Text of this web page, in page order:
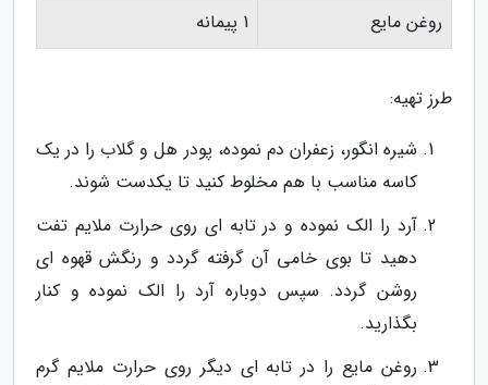
روغن مایع
1 پیمانه
طرز تهیه:
شیره انگور، زعفران دم نموده، پودر هل و گلاب را در یک
کاسه مناسب با هم مخلوط کنید تا یکدست شوند.
آرد را الک نموده و در تابه ای روی حرارت ملایم تفت
دهید تا بوی خامی آن گرفته گردد و رنگش قهوه ای
روشن گردد. سپس دوباره آرد را الک نموده و کنار
بگذارید.
روغن مایع را در تابه ای دیگر روی حرارت ملایم گرم